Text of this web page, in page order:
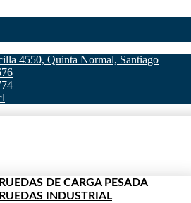
4550, Quinta Normal, Santiago
RUEDAS DE CARGA PESADA
RUEDAS INDUSTRIAL